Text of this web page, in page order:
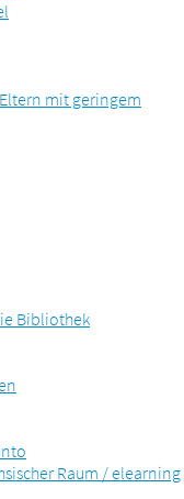
mit geringem
Bibliothek
Raum / elearning